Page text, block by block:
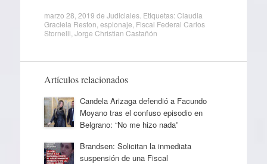
marzo 28, 2019 de Judiciales. Etiquetas:Claudia
Graciela Reston espionaje Fiscal Federal Carlos
Stornelli Jorge Christian Castañón
Artículos relacionados
Candela Arizaga defendió a Facundo
Moyano tras el confuso episodio en
Belgrano: “No me hizo nada”
Brandsen: Solicitan la inmediata
suspensión de una Fiscal